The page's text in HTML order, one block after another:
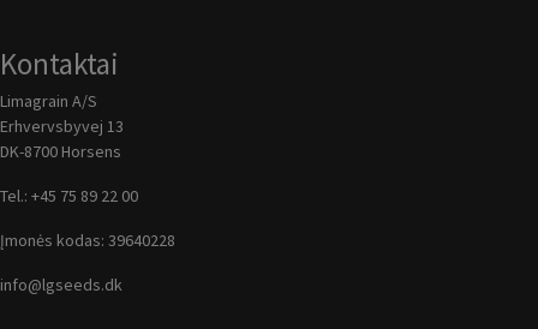
Kontaktai
Limagrain A/S
Erhvervsbyvej 13
DK-8700 Horsens
Tel.: +45 75 89 22 00
Įmonės kodas: 39640228
info@lgseeds.dk